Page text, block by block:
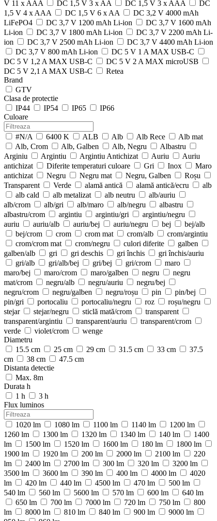
V 11 x AAA DC 1,5 V 3 x AA DC 1,5 V 3 x AAA
DC
1,5 V 4 x AAA
DC 1,5 V 6 x AA
DC 3,2 V 4000 mAh
LiFePO4
DC 3,7 V 1200 mAh Li-ion
DC 3,7 V 1600 mAh
Li-ion
DC 3,7 V 1800 mAh Li-ion
DC 3,7 V 2200 mAh Li-
ion
DC 3,7 V 2500 mAh Li-ion
DC 3,7 V 4400 mAh Li-ion
DC 3,7 V 800 mAh Li-ion
DC 5 V 1 A MAX USB-C
DC 5 V 1,2 A MAX USB-C
DC 5 V 2 A MAX microUSB
DC 5 V 2,1 A MAX USB-C
Retea
Brand
GTV
Clasa de protectie
IP44
IP54 IP65
IP66
Culoare
#N/A 6400 K ALB Alb Alb Rece
Alb mat
Alb, Crom
Alb, Galben Alb, Negru
Albastru
Arginiu
Argintiu Argintiu Antichizat Auriu
Auriu
antichizat
Diferite temperaturi culoare Gri Inox
Maro
antichizat
Negru Negru mat Negru, Galben
Roșu
Transparent
Verde alamă antică alamă antică/ecru
alb
alb cald
alb metalizat alb neutru
alb/auriu
alb/crom
alb/gri alb/maro alb/negru
albastru
albastru/crom
argintiu argintiu/gri
argintiu/negru
auriu
auriu/alb auriu/bej auriu/negru bej
bej/alb
bej/crom
crom crom mat crom/alb
crom/argintiu
crom/crom mat
crom/negru culori diferite
galben
galben/alb
gri gri deschis gri închis
gri închis/auriu
gri/alb
gri/alb/bej gri/bej gri/crom
maro
maro/bej
maro/crom maro/galben negru
negru
mat/crom
negru/alb negru/auriu
negru/bej
negru/crom
negru/galben negru/roșu pin
pin/bej
pin/gri
portocaliu portocaliu/negru roz
roșu/negru
stejar
stejar/negru sticlă mată/crom
transparent
transparent/argintiu
transparent/auriu
transparent/crom
verde
violet/crom
wenge
Diametru
15.5 cm
25 cm 29 cm 31.5 cm 33 cm
37.5
cm
38 cm
47.5 cm
Distanta detectie
Max. 8m
Durata h
1 h
3 h
Flux luminos
1020 lm 1080 lm 1100 lm 1140 lm
1200 lm
1260 lm
1300 lm 1320 lm 1340 lm 140 lm
1400
lm
1500 lm 1520 lm 1600 lm 180 lm
1800 lm
1900 lm
1920 lm 200 lm 2000 lm 2100 lm
220
lm
2400 lm 2700 lm 300 lm 320 lm
3200 lm
3500 lm
3600 lm 390 lm 400 lm 4000 lm
4020
lm
420 lm 440 lm 4500 lm 470 lm
500 lm
540 lm
560 lm 5600 lm 570 lm 600 lm
640 lm
650 lm
700 lm 7000 lm 720 lm 750 lm
800
lm
8000 lm 810 lm 840 lm 900 lm
9000 lm